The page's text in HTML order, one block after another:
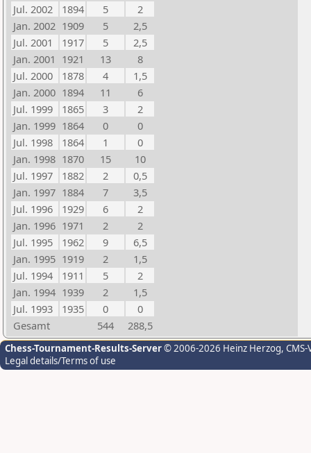
Jul. 2002
1894 5
2
Jan. 2002 1909 5
2,5
Jul. 2001
1917 5
2,5
Jan. 2001 1921 13
8
Jul. 2000
1878 4
1,5
Jan. 2000 1894 11
6
Jul. 1999
1865 3
2
Jan. 1999 1864 0
0
Jul. 1998
1864 1
0
Jan. 1998 1870 15
10
Jul. 1997
1882 2
0,5
Jan. 1997 1884 7
3,5
Jul. 1996
1929 6
2
Jan. 1996 1971 2
2
Jul. 1995
1962 9
6,5
Jan. 1995 1919 2
1,5
Jul. 1994
1911 5
2
Jan. 1994 1939 2
1,5
Jul. 1993
1935 0
0
Gesamt
544 288,5
Chess-Tournament-Results-Server© 2006-2026 Heinz Herzog,
Legal details/Terms of use